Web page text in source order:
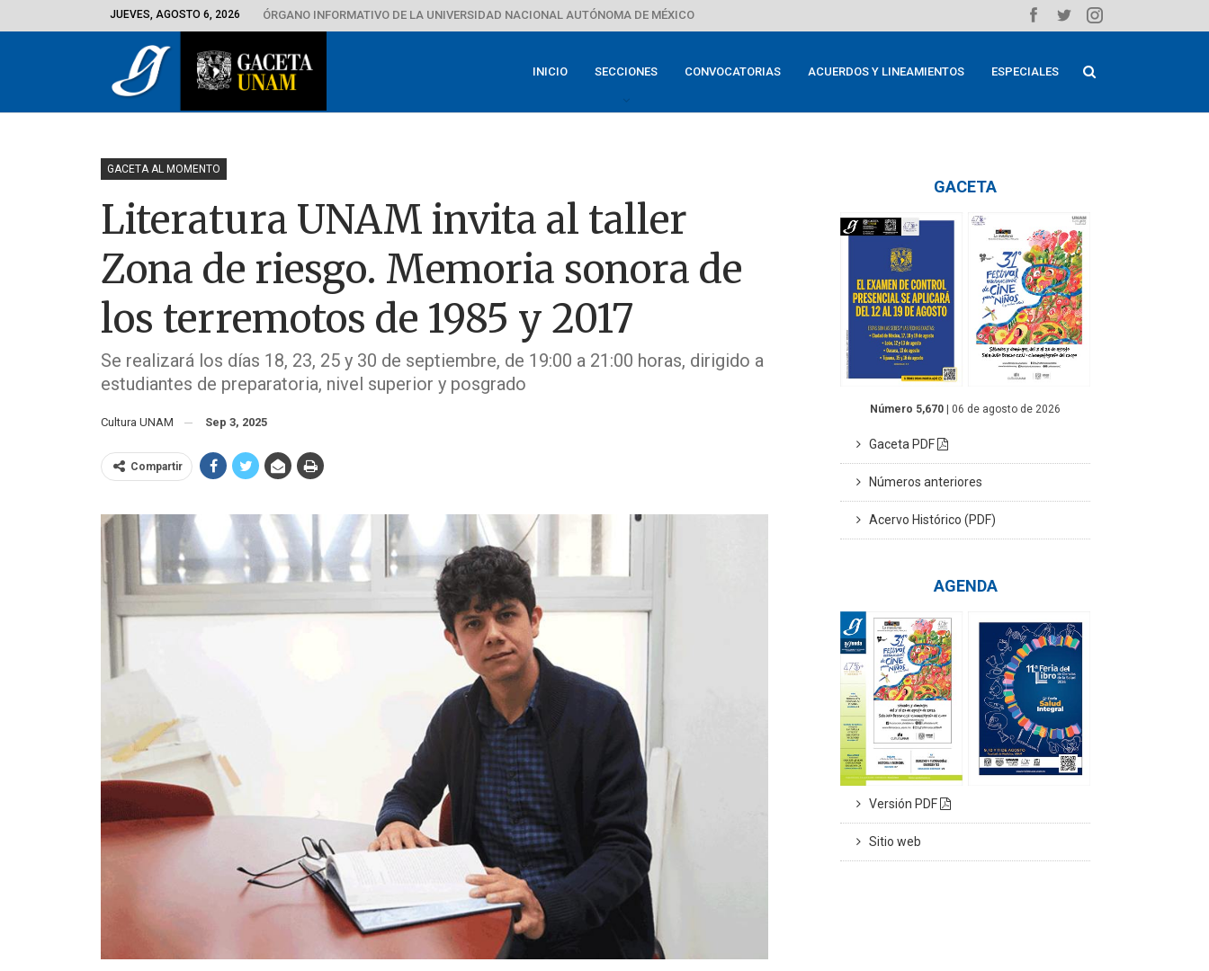
JUEVES, AGOSTO 6, 2026 ÓRGANO INFORMATIVO DE LA UNIVERSIDAD NACIONAL AUTÓNOMA DE MÉXICO
INICIO SECCIONES CONVOCATORIAS ACUERDOS Y LINEAMIENTOS ESPECIALES
GACETA AL MOMENTO
Literatura UNAM invita al taller
Zona de riesgo. Memoria sonora de
los terremotos de 1985 y 2017
Se realizará los días 18, 23, 25 y 30 de septiembre, de 19:00 a 21:00 horas, dirigido a
estudiantes de preparatoria, nivel superior y posgrado
Cultura UNAM Sep 3, 2025
Compartir
GACETA
Número 5,670 | 06 de agosto de 2026
Gaceta PDF
Números anteriores
Acervo Histórico (PDF)
AGENDA
Versión PDF
Sitio web